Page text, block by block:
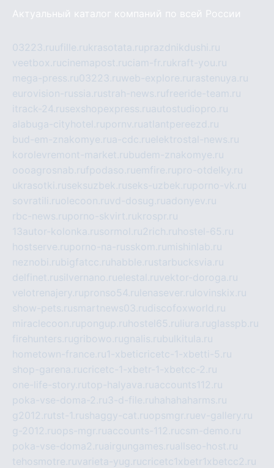
Актуальный каталог компаний по всей России
03223.ruufille.rukrasotata.ruprazdnikdushi.ru
veetbox.rucinemapost.ruciam-fr.rukraft-you.ru
mega-press.ru03223.ruweb-explore.ru rastenuya.ru
eurovision-russia.rustrah-news.rufreeride-team.ru
itrack-24.rusexshopexpress.ruautostudiopro.ru
alabuga-cityhotel.rupornv.ruatlantpereezd.ru
bud-em-znakomye.rua-cdc.ruelektrostal-news.ru
korolevremont-market.rubudem-znakomye.ru
oooagrosnab.rufpodaso.ruemfire.rupro-otdelky.ru
ukrasotki.ruseksuzbek.ruseks-uzbek.ruporno-vk.ru
sovratili.ruolecoon.ruvd-dosug.ruadonyev.ru
rbc-news.ruporno-skvirt.rukrospr.ru
13autor-kolonka.rusormol.ru2rich.ru hostel-65.ru
hostserve.ruporno-na-russkom.ru mishinlab.ru
neznobi.rubigfatcc.ru habble.rustarbucksvia.ru
delfinet.rusilvernano.ruelestal.ruvektor-doroga.ru
velotrenajery.rupronso54.ru lenasever.ru lovinskix.ru
show-pets.rusmartnews03.rudiscofoxworld.ru
miraclecoon.rupongup.ru hostel65.ru liura.ruglasspb.ru
firehunters.rugribowo.rugnalis.rubulkitula.ru
hometown-france.ru1-xbeticricetc-1-xbetti-5.ru
shop-garena.rucricetc-1-xbetr-1-xbetcc-2.ru
one-life-story.rutop-halyava.ruaccounts112.ru
poka-vse-doma-2.ru3-d-file.ru hahahaharms.ru
g2012.rutst-1.rushaggy-cat.ruopsmgr.ruev-gallery.ru
g-2012.ruops-mgr.ruaccounts-112.rucsm-demo.ru
poka-vse-doma2.ruairgungames.ruallseo-host.ru
tehosmotre.ruvarieta-yug.rucricetc1xbetr1xbetcc2.ru